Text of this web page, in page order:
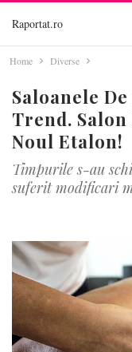
Raportat.ro
Home Diverse
Saloanele
Trend.
Noul Etalon!
Timpurile s-au
suferit modificari